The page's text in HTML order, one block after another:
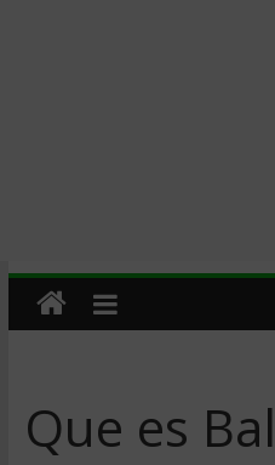
Que es